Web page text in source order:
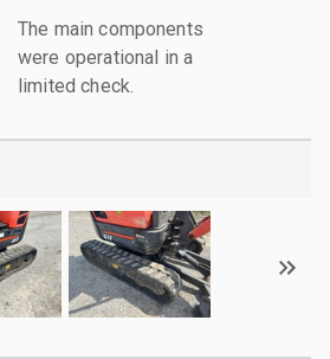
The main components
were operational in a
limited check.